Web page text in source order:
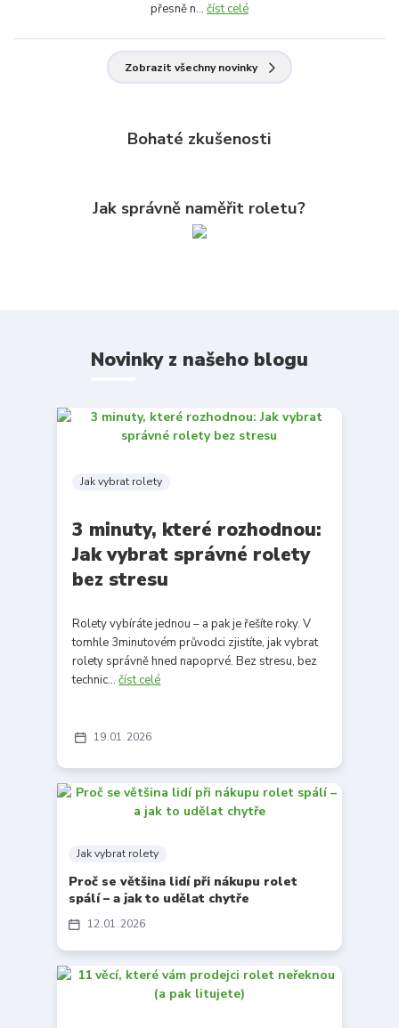
přesně n... číst celé
Zobrazit všechny novinky
Bohaté zkušenosti
Jak správně naměřit roletu?
Novinky z našeho blogu
19 01 2026
Jak vybrat rolety
3 minuty, které rozhodnou:
Jak vybrat správné rolety
bez stresu
Rolety vybíráte jednou – a pak je řešíte roky. V
tomhle 3minutovém průvodci zjistíte, jak vybrat
rolety správně hned napoprvé. Bez stresu, bez
technic...číst celé
12 01 2026
Jak vybrat rolety
Proč se většina lidí při nákupu rolet
spálí – a jak to udělat chytře